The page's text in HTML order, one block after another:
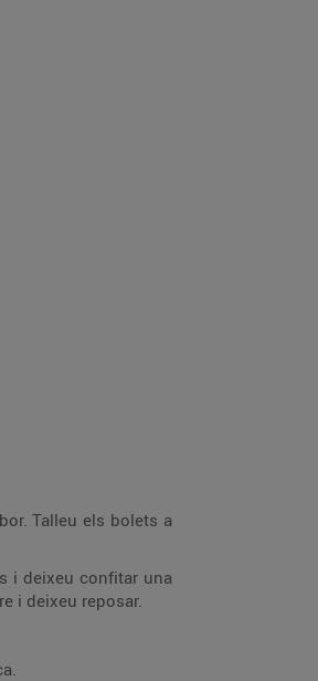
Talleu els bolets a
i deixeu confitar una
i deixeu reposar.